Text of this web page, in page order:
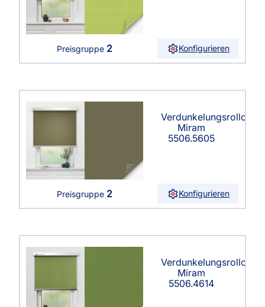
Preisgruppe 2 Konfigurieren
Verdunkelungsrollo
Miram
5506.5605
Preisgruppe 2 Konfigurieren
Verdunkelungsrollo
Miram
5506.4614